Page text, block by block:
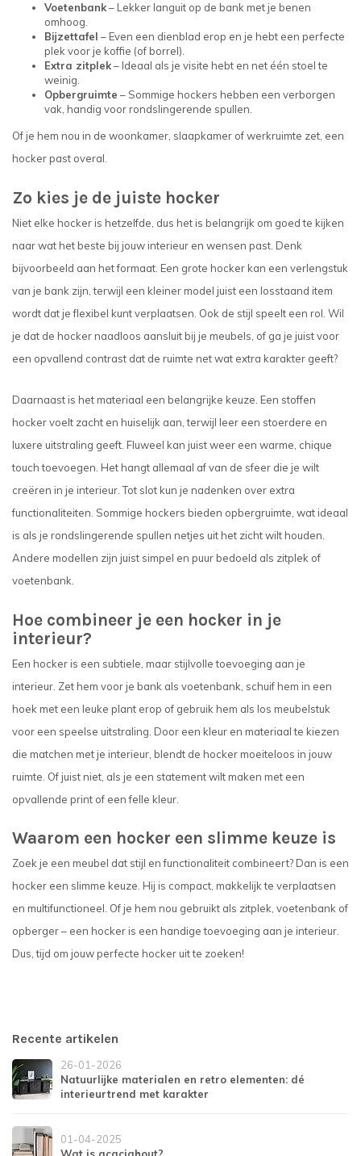
Voetenbank– Lekker languit op de bank met je benen
omhoog.
Bijzettafel – Even een dienblad erop en je hebt een perfecte
plek voor je koffie (of borrel).
Extra zitplek– Ideaal als je visite hebt en net één stoel te
weinig.
Opbergruimte – Sommige hockers hebben een verborgen
vak, handig voor rondslingerende spullen.
Of je hem nou in de woonkamer, slaapkamer of werkruimte zet, een
hocker past overal.
Zo kies je de juiste hocker
Niet elke hocker is hetzelfde, dus het is belangrijk om goed te kijken
naar wat het beste bij jouw interieur en wensen past. Denk
bijvoorbeeld aan het formaat. Een grote hocker kan een verlengstuk
van je bank zijn, terwijl een kleiner model juist een losstaand item
wordt dat je flexibel kunt verplaatsen. Ook de stijl speelt een rol. Wil
je dat de hocker naadloos aansluit bij je meubels, of ga je juist voor
een opvallend contrast dat de ruimte net wat extra karakter geeft?
Daarnaast is het materiaal een belangrijke keuze. Een stoffen
hocker voelt zacht en huiselijk aan, terwijl leer een stoerdere en
luxere uitstraling geeft. Fluweel kan juist weer een warme, chique
touch toevoegen. Het hangt allemaal af van de sfeer die je wilt
creëren in je interieur. Tot slot kun je nadenken over extra
functionaliteiten. Sommige hockers bieden opbergruimte, wat ideaal
is als je rondslingerende spullen netjes uit het zicht wilt houden.
Andere modellen zijn juist simpel en puur bedoeld als zitplek of
voetenbank.
Hoe combineer je een hocker in je
interieur?
Een hocker is een subtiele, maar stijlvolle toevoeging aan je
interieur. Zet hem voor je bank als voetenbank, schuif hem in een
hoek met een leuke plant erop of gebruik hem als los meubelstuk
voor een speelse uitstraling. Door een kleur en materiaal te kiezen
die matchen met je interieur, blendt de hocker moeiteloos in jouw
ruimte. Of juist niet, als je een statement wilt maken met een
opvallende print of een felle kleur.
Waarom een hocker een slimme keuze is
Zoek je een meubel dat stijl en functionaliteit combineert? Dan is een
hocker een slimme keuze. Hij is compact, makkelijk te verplaatsen
en multifunctioneel. Of je hem nou gebruikt als zitplek, voetenbank of
opberger – een hocker is een handige toevoeging aan je interieur.
Dus, tijd om jouw perfecte hocker uit te zoeken!
Recente artikelen
26-01-2026
Natuurlijke materialen en retro elementen: dé
interieurtrend met karakter
01-04-2025